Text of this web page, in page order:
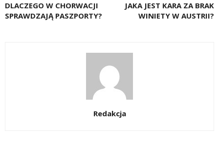
DLACZEGO W CHORWACJI
SPRAWDZAJĄ PASZPORTY?
JAKA JEST KARA ZA BRAK
WINIETY W AUSTRII?
Redakcja